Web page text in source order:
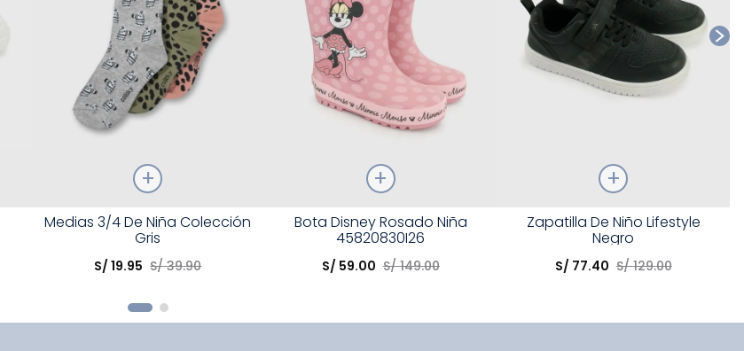
Talla
Elige una opción
Medias 3/4 De Niña Colección
Gris
S/ 19.95 S/ 39.90
Elige una opción
Bota Disney Rosado Niña
45820830I26
S/ 59.00 S/ 149.00
Elige una opción
Zapatilla De Niño Lifestyle
Negro
S/ 77.40 S/ 129.00